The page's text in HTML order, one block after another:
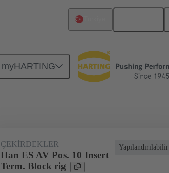
myHARTING
Özel uygulamalar Terminal bloğu konnektörü
Yapılandırılabilir
ÇEKIRDEKLER
Han ES AV Pos. 10 Insert
Term. Block rig